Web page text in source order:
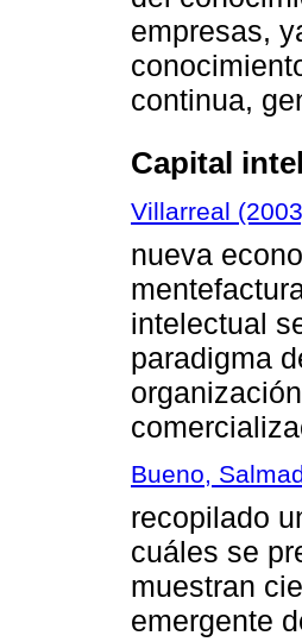
empresas,
continua,
Capital
Villarreal
nueva
intelectual
paradigma
Bueno,
recopilado
cuáles se
muestran
emergente